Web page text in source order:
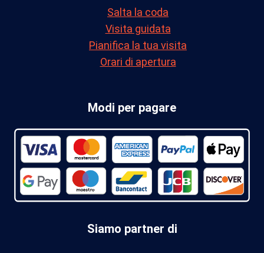
Salta la coda
Visita guidata
Pianifica la tua visita
Orari di apertura
Modi per pagare
Siamo partner di